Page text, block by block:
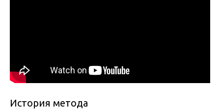
История метода